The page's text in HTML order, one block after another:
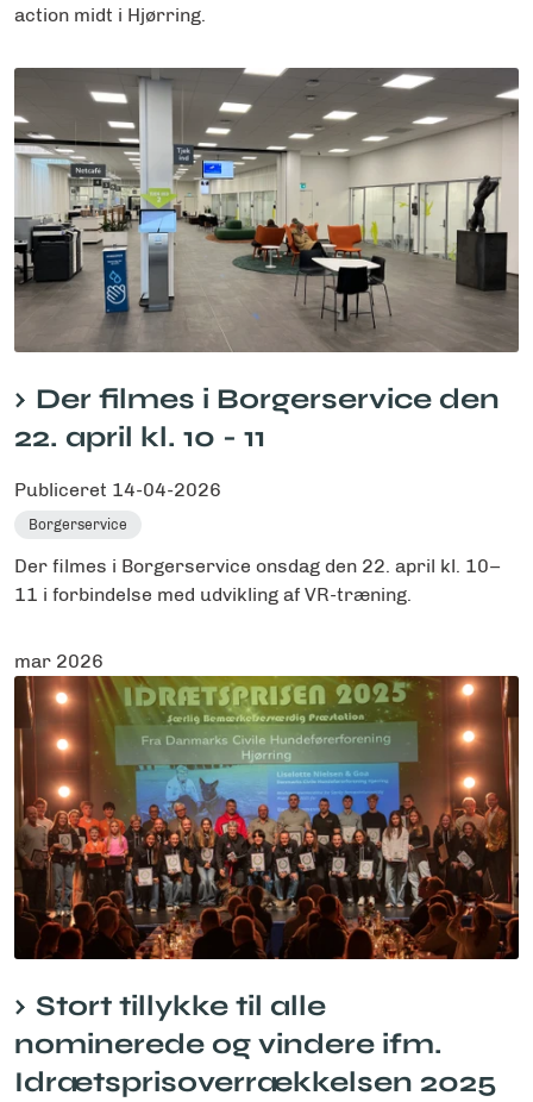
action midt i Hjørring.
Der filmes i Borgerservice den
22. april kl. 10 - 11
Publiceret 14-04-2026
Borgerservice
Der filmes i Borgerservice onsdag den 22. april kl. 10–
11 i forbindelse med udvikling af VR-træning.
mar 2026
Stort tillykke til alle
nominerede og vindere ifm.
Idrætsprisoverrækkelsen 2025